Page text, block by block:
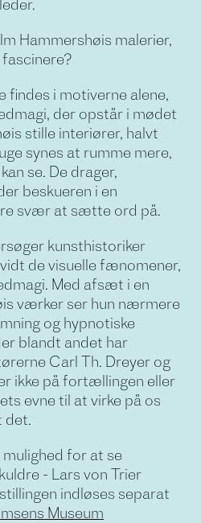
Hammershøis malerier,
findes i motiverne alene,
der opstår i mødet
stille interiører, halvt
synes at rumme mere,
se. De drager,
beskueren i en
svær at sætte ord på.
kunsthistoriker
de visuelle fænomener,
Med afsæt i en
værker ser hun nærmere
og hypnotiske
blandt andet har
Carl Th. Dreyer og
ikke på fortællingen eller
evne til at virke på os
det.
for at se
- Lars von Trier
indløses separat
Museum